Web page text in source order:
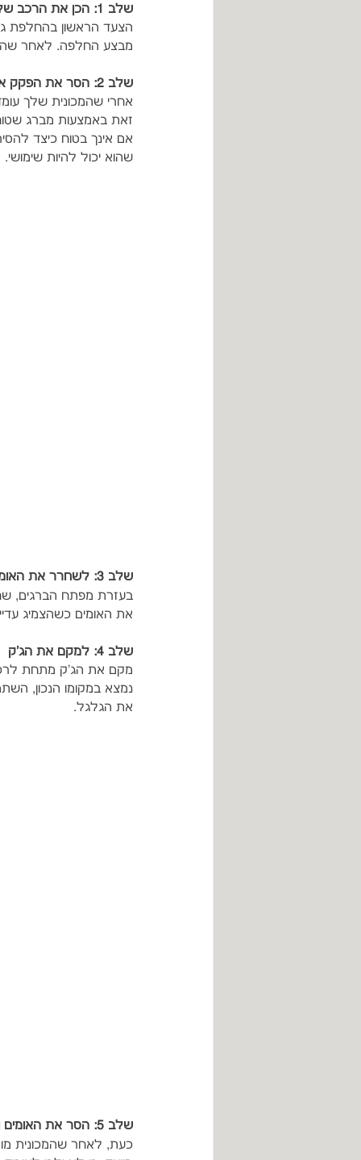
שלב 1: הכן את הרכב שלך
הצעד הראשון בהחלפת
מבצע החלפה. לאחר
שלב 2: הסר את הפקק או את כיסוי הגלגל
אחרי שהמכונית שלך
זאת באמצעות מברג
אם אינך בטוח כיצד
שהוא יכול להיות שימושי.
שלב 3: לשחרר את האומים
בעזרת מפתח הברגים,
את האומים כשהצמיג
שלב 4: למקם את הג'ק
מקם את הג'ק מתחת
נמצא במקומו הנכון,
את הגלגל.
שלב 5: הסר את האומים ונתק את הגלגל
כעת, לאחר שהמכונית